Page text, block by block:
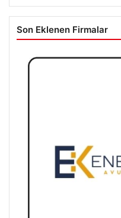
Son Eklenen Firmalar